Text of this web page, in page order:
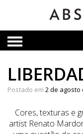
Postado em 2 de agosto
Cores, texturas e
artist Renato